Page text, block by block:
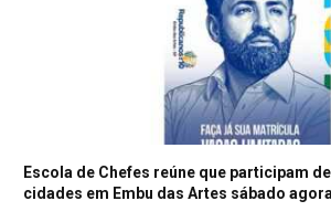
Escola de Chefes reúne que participam
cidades em Embu das Artes sábado